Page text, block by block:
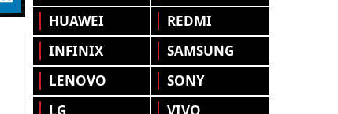
HUAWEI
INFINIX
LENOVO
REDMI
SAMSUNG
SONY